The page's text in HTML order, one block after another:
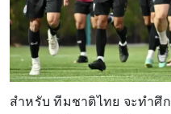
สำหรับ ทีมชาติไทย จะทำศึ